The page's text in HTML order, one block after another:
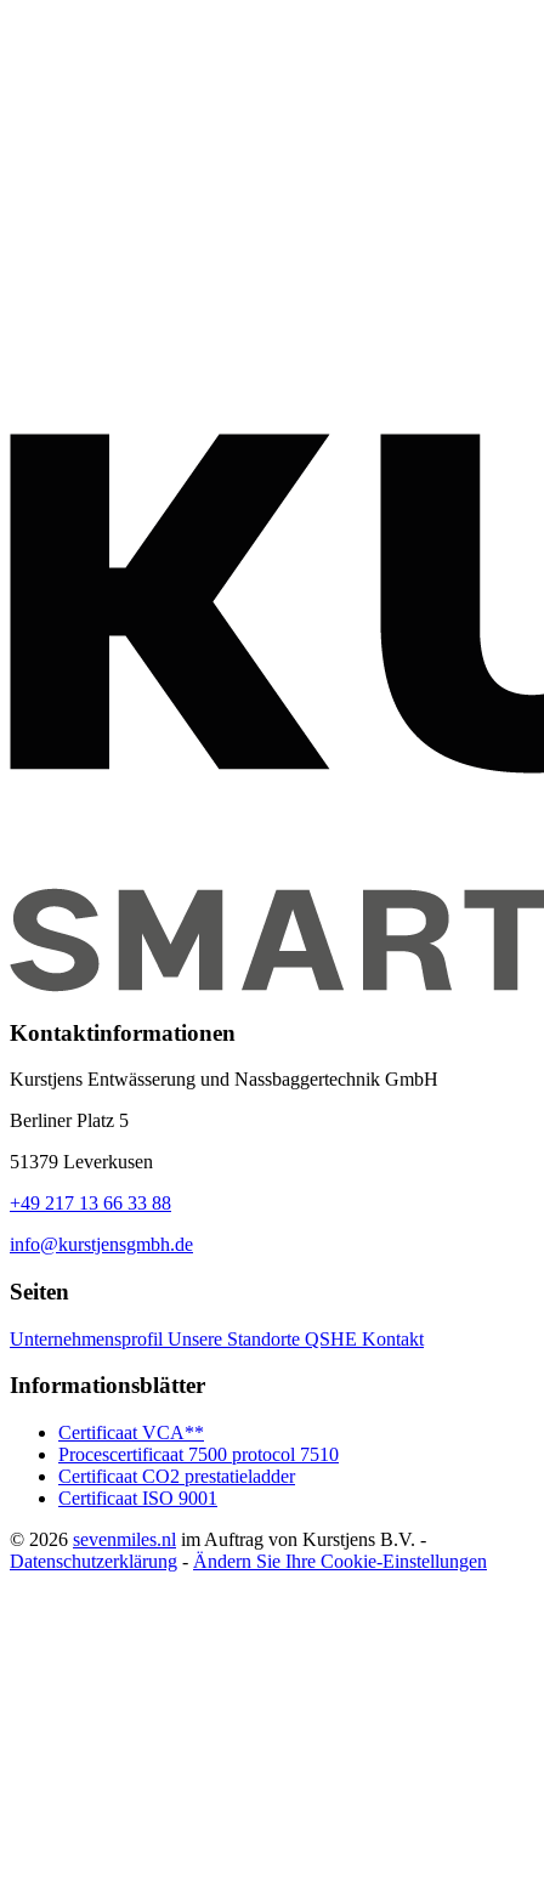
Kontaktinformationen
Kurstjens Entwässerung und Nassbaggertechnik GmbH
Berliner Platz 5
51379 Leverkusen
+49 217 13 66 33 88
info@kurstjensgmbh.de
Seiten
Unternehmensprofil Unsere Standorte QSHE Kontakt
Informationsblätter
Certificaat VCA**
Procescertificaat 7500 protocol 7510
Certificaat CO2 prestatieladder
Certificaat ISO 9001
© 2026 sevenmiles.nl im Auftrag von Kurstjens B.V. -
Datenschutzerklärung - Ändern Sie Ihre Cookie-Einstellungen